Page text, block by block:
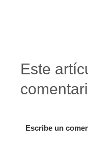
Este
Escribe un